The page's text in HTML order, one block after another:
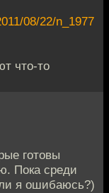
08/22/n_1977
что-то
готовы
Пока среди
я ошибаюсь?)